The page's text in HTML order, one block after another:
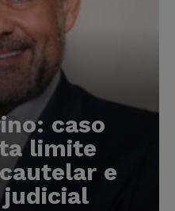
caso
limite
e
judicial